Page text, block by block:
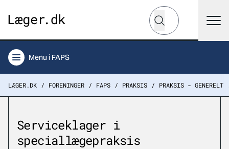
Hvad leder du efter?
Søg
Menu i FAPS
LÆGER.DK FORENINGER FAPS PRAKSIS PRAKSIS - GENERELT
Serviceklager i
speciallægepraksis